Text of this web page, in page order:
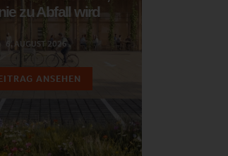
zu Abfall wird
6. AUGUST 2026
ANSEHEN